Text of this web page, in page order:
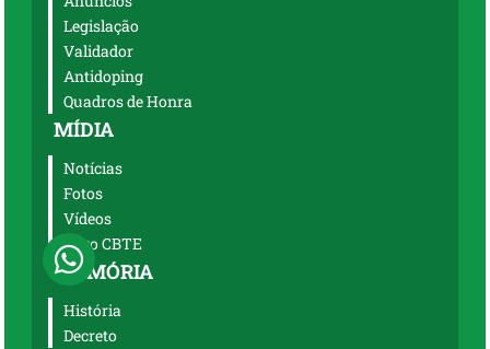
Legislação
Validador
Antidoping
Quadros de Honra
MÍDIA
Notícias
Fotos
Vídeos
Logo CBTE
MEMÓRIA
História
Decreto